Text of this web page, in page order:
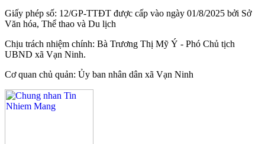
Giấy phép số: 12/GP-TTĐT được cấp vào ngày 01/8/2025 bởi Sở
Văn hóa, Thể thao và Du lịch
Chịu trách nhiệm chính: Bà Trương Thị Mỹ Ý - Phó Chủ tịch
UBND xã Vạn Ninh.
Cơ quan chủ quản: Ủy ban nhân dân xã Vạn Ninh